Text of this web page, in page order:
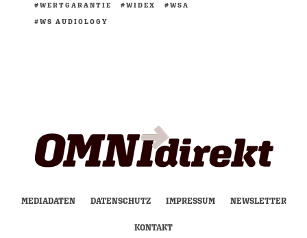
WERTGARANTIE
WIDEX
WSA
WS AUDIOLOGY
MEDIADATEN DATENSCHUTZ IMPRESSUM NEWSLETTER
KONTAKT